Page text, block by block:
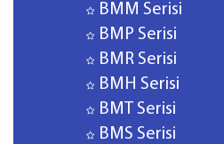
BMM Serisi
BMP Serisi
BMR Serisi
BMH Serisi
BMT Serisi
BMS Serisi